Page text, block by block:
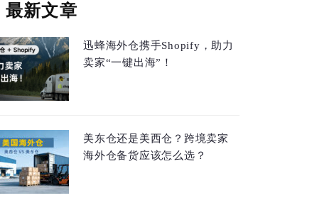
最新文章
迅蜂海外仓携手Shopify，助力
卖家“一键出海”！
美东仓还是美西仓？跨境卖家
海外仓备货应该怎么选？